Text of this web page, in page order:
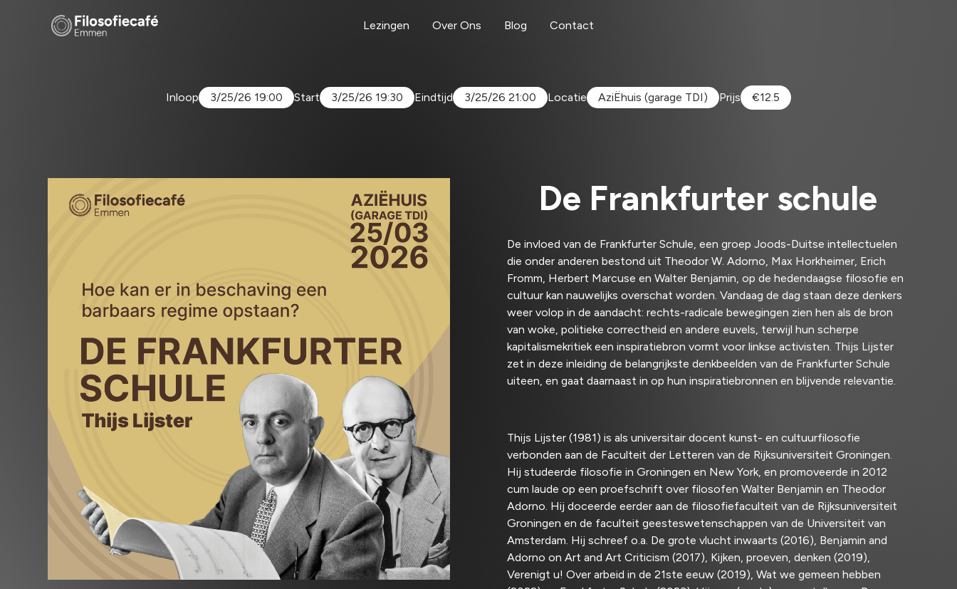
Lezingen Over Ons Blog Contact
Inloop 3/25/26 19:00 Start 3/25/26 19:30 Eindtijd 3/25/26 21:00 Locatie AziËhuis (garage TDI) Prijs €12.5
De Frankfurter schule
De invloed van de Frankfurter Schule, een groep Joods-Duitse intellectuelen
die onder anderen bestond uit Theodor W. Adorno, Max Horkheimer, Erich
Fromm, Herbert Marcuse en Walter Benjamin, op de hedendaagse filosofie en
cultuur kan nauwelijks overschat worden. Vandaag de dag staan deze denkers
weer volop in de aandacht: rechts-radicale bewegingen zien hen als de bron
van woke, politieke correctheid en andere euvels, terwijl hun scherpe
kapitalismekritiek een inspiratiebron vormt voor linkse activisten. Thijs Lijster
zet in deze inleiding de belangrijkste denkbeelden van de Frankfurter Schule
uiteen, en gaat daarnaast in op hun inspiratiebronnen en blijvende relevantie.
Thijs Lijster (1981) is als universitair docent kunst- en cultuurfilosofie
verbonden aan de Faculteit der Letteren van de Rijksuniversiteit Groningen.
Hij studeerde filosofie in Groningen en New York, en promoveerde in 2012
cum laude op een proefschrift over filosofen Walter Benjamin en Theodor
Adorno. Hij doceerde eerder aan de filosofiefaculteit van de Rijksuniversiteit
Groningen en de faculteit geesteswetenschappen van de Universiteit van
Amsterdam. Hij schreef o.a. De grote vlucht inwaarts (2016), Benjamin and
Adorno on Art and Art Criticism (2017), Kijken, proeven, denken (2019),
Verenigt u! Over arbeid in de 21ste eeuw (2019), Wat we gemeen hebben